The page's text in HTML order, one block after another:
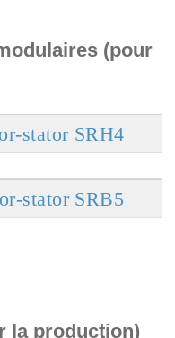
(pour
stator SRH4
stator SRB5
la production)